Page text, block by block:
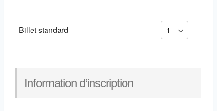
Billet standard
Information d’inscription